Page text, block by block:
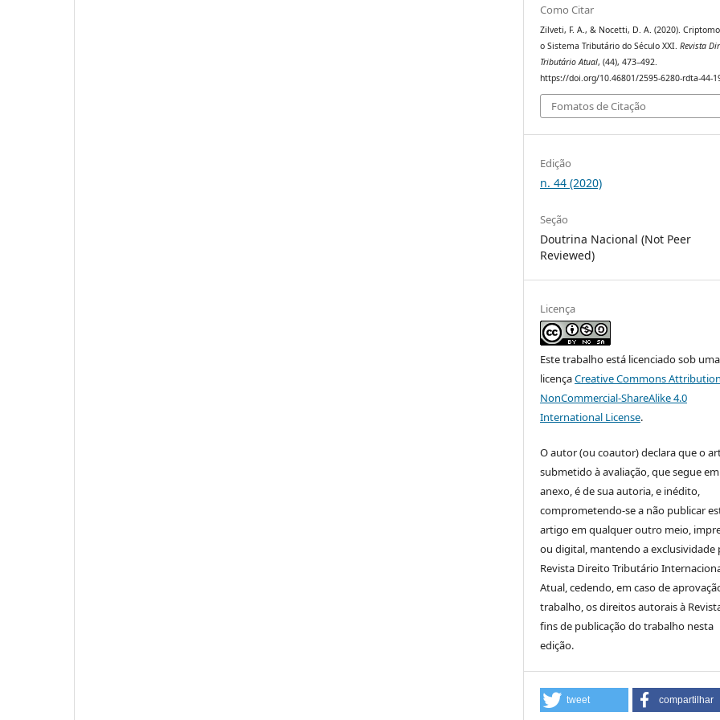
Como Citar
Zilveti, F. A., & Nocetti, D. A. (2020).
o Sistema Tributário do Século XXI.Revista
Tributário Atual, (44), 473–492.
https://doi.org/10.46801/2595-6280-rdta-44-
Fomatos de Citação
Edição
n. 44 (2020)
Seção
Doutrina Nacional (Not Peer
Reviewed)
Licença
Este trabalho está licenciado sob uma
licençaCreative Commons
NonCommercial-ShareAlike 4.0
International License.
O autor (ou coautor) declara que o
submetido à avaliação, que segue em
anexo, é de sua autoria, e inédito,
comprometendo-se a não publicar
artigo em qualquer outro meio,
ou digital, mantendo a exclusividade
Revista Direito Tributário
Atual, cedendo, em caso de
trabalho, os direitos autorais à
fins de publicação do trabalho nesta
edição.
tweet compartilhar